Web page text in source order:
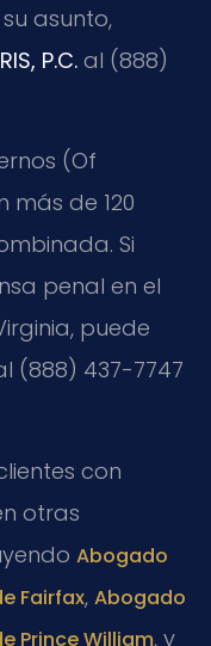
asunto,
P.C. al (888)
(Of
de 120
Si
penal en el
puede
(888) 437-7747
con
otras
Abogado
Fairfax, Abogado
Prince William, y